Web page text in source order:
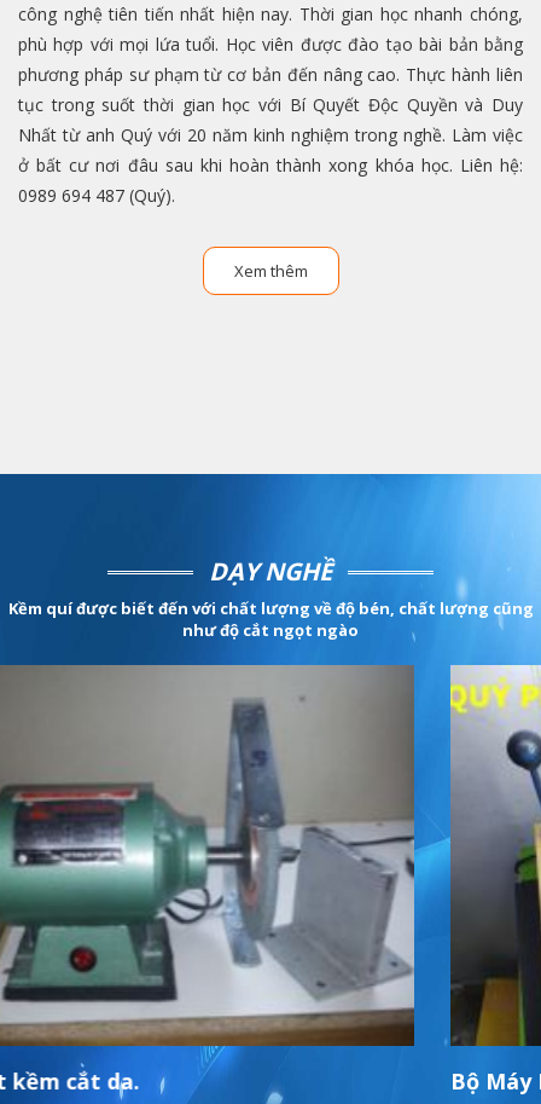
công nghệ tiên tiến nhất hiện nay. Thời gian học nhanh chóng,
phù hợp với mọi lứa tuổi. Học viên được đào tạo bài bản bằng
phương pháp sư phạm từ cơ bản đến nâng cao. Thực hành liên
tục trong suốt thời gian học với Bí Quyết Độc Quyền và Duy
Nhất từ anh Quý với 20 năm kinh nghiệm trong nghề. Làm việc
ở bất cư nơi đâu sau khi hoàn thành xong khóa học. Liên hệ:
0989 694 487 (Quý).
Xem thêm
DẠY NGHỀ
Kềm quí được biết đến với chất lượng về độ bén, chất lượng cũng
như độ cắt ngọt ngào
Bộ Máy Mài Kềm K-21 (2018)